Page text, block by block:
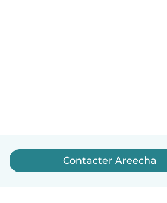
Contacter Areecha